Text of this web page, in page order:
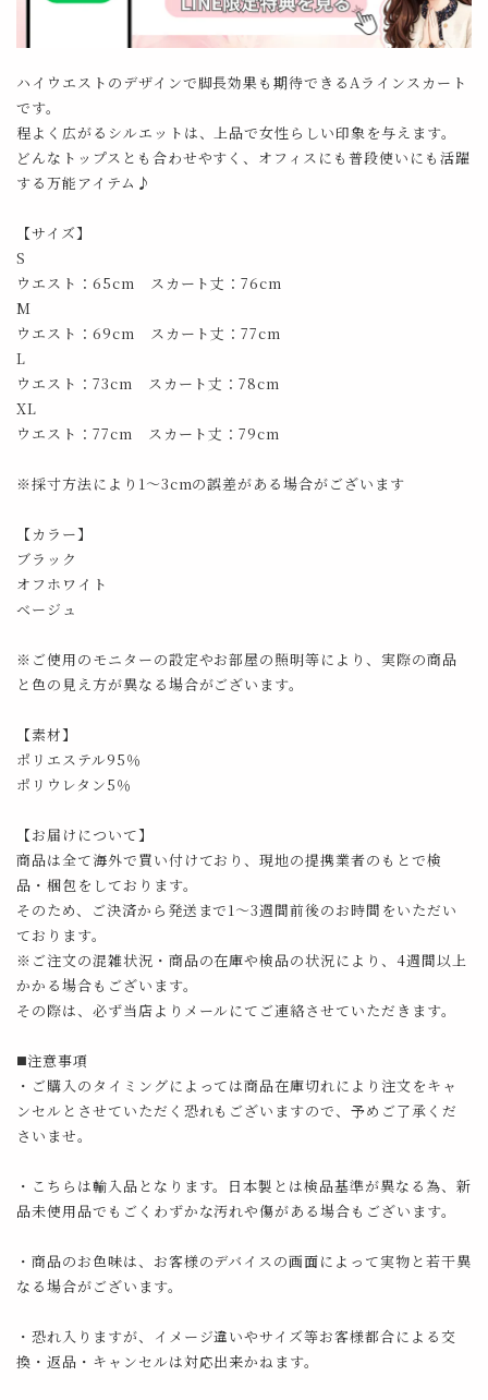
ハイウエストのデザインで脚長効果も期待できるAラインスカート
です。
程よく広がるシルエットは、上品で女性らしい印象を与えます。
どんなトップスとも合わせやすく、オフィスにも普段使いにも活躍
する万能アイテム♪
【サイズ】
S
ウエスト：65cm スカート丈：76cm
M
ウエスト：69cm スカート丈：77cm
L
ウエスト：73cm スカート丈：78cm
XL
ウエスト：77cm スカート丈：79cm
※採寸方法により1～3cmの誤差がある場合がございます
【カラー】
ブラック
オフホワイト
ベージュ
※ご使用のモニターの設定やお部屋の照明等により、実際の商品
と色の見え方が異なる場合がございます。
【素材】
ポリエステル95％
ポリウレタン5％
【お届けについて】
商品は全て海外で買い付けており、現地の提携業者のもとで検
品・梱包をしております。
そのため、ご決済から発送まで1～3週間前後のお時間をいただい
ております。
※ご注文の混雑状況・商品の在庫や検品の状況により、4週間以上
かかる場合もございます。
その際は、必ず当店よりメールにてご連絡させていただきます。
◼️注意事項
・ご購入のタイミングによっては商品在庫切れにより注文をキャ
ンセルとさせていただく恐れもございますので、予めご了承くだ
さいませ。
・こちらは輸入品となります。日本製とは検品基準が異なる為、新
品未使用品でもごくわずかな汚れや傷がある場合もございます。
・商品のお色味は、お客様のデバイスの画面によって実物と若干異
なる場合がございます。
・恐れ入りますが、イメージ違いやサイズ等お客様都合による交
換・返品・キャンセルは対応出来かねます。